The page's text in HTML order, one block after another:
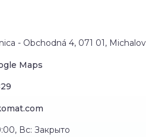
- Obchodná 4, 071 01,
Maps
Вс: Закрыто